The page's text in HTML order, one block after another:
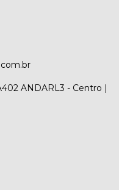
ANDARL3 - Centro |